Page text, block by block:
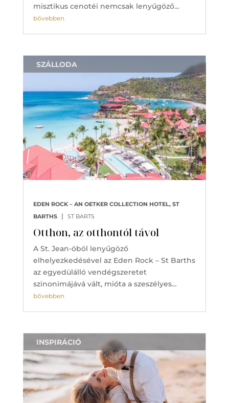
misztikus cenotéi nemcsak lenyűgöző…
bővebben
Otthon, az otthontól távol
EDEN ROCK – AN OETKER COLLECTION HOTEL, ST
BARTHS
| ST BARTS
SZÁLLODA
A St. Jean-öböl lenyűgöző
elhelyezkedésével az Eden Rock – St Barths
az egyedülálló vendégszeretet
szinonimájává vált, mióta a szeszélyes…
bővebben
INSPIRÁCIÓ